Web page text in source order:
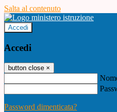
Salta al contenuto
Accedi
Accedi
button close ×
Password dimenticata?